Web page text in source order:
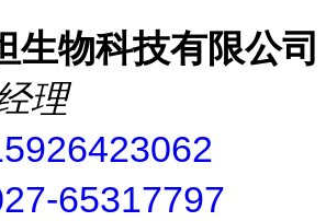
生物科技有限公司
理
65317797